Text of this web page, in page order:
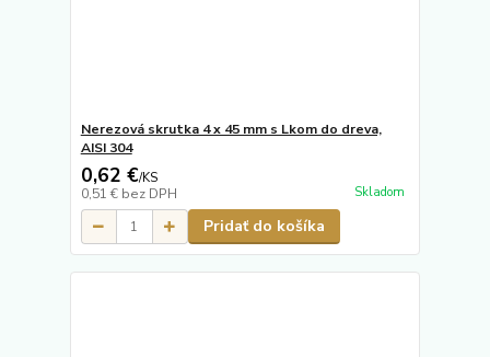
Nerezová skrutka 4 x 45 mm s Lkom do dreva,
AISI 304
0,62 €/KS
0,51 € bez DPH Skladom
Pridať do košíka